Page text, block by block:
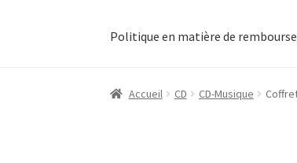
Politique en matière de
Accueil CD CD-Musique